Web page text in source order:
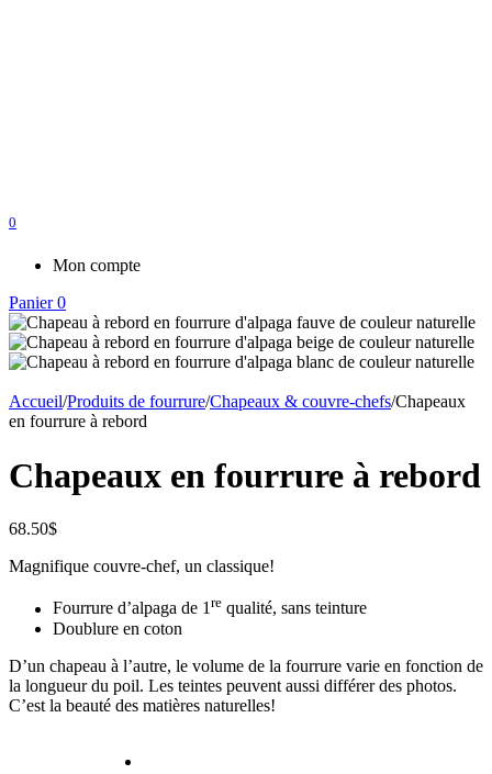
0
Mon compte
Panier 0
Accueil/Produits de fourrure/Chapeaux & couvre-chefs/Chapeaux
en fourrure à rebord
Chapeaux en fourrure à rebord
68.50$
Magnifique couvre-chef, un classique!
Fourrure d’alpaga de 1re qualité, sans teinture
Doublure en coton
D’un chapeau à l’autre, le volume de la fourrure varie en fonction de
la longueur du poil. Les teintes peuvent aussi différer des photos.
C’est la beauté des matières naturelles!